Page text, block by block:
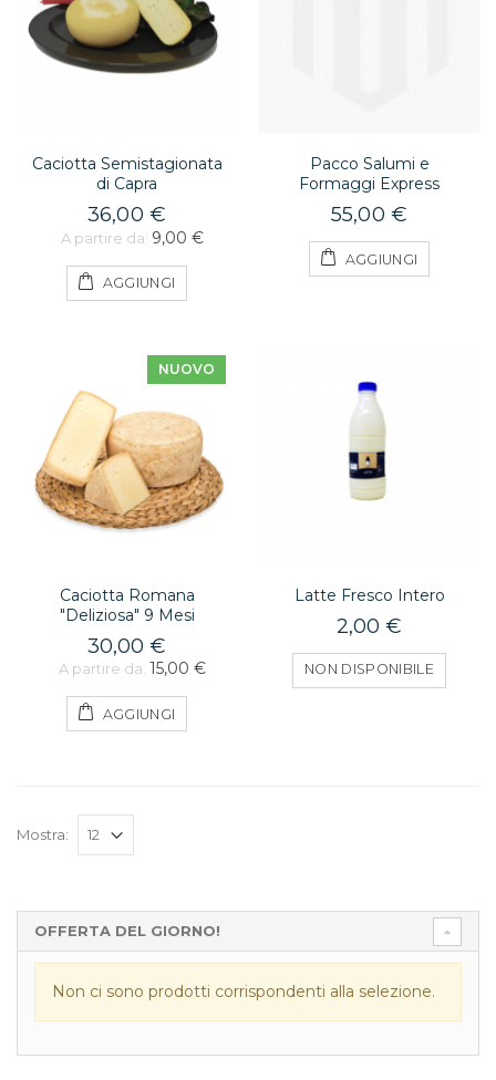
Caciotta Semistagionata
di Capra
36,00 €
A partire da: 9,00 €
AGGIUNGI
Pacco Salumi e
Formaggi Express
55,00 €
AGGIUNGI
NUOVO
Caciotta Romana
"Deliziosa" 9 Mesi
30,00 €
A partire da: 15,00 €
AGGIUNGI
Latte Fresco Intero
2,00 €
NON DISPONIBILE
Mostra:
OFFERTA DEL GIORNO!
Non ci sono prodotti corrispondenti alla selezione.